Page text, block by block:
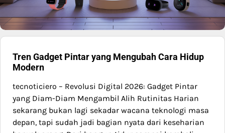
Tren Gadget Pintar yang Mengubah Cara Hidup
Modern
tecnoticiero – Revolusi Digital 2026: Gadget Pintar
yang Diam-Diam Mengambil Alih Rutinitas Harian
sekarang bukan lagi sekadar wacana teknologi masa
depan, tapi sudah jadi bagian nyata dari keseharian